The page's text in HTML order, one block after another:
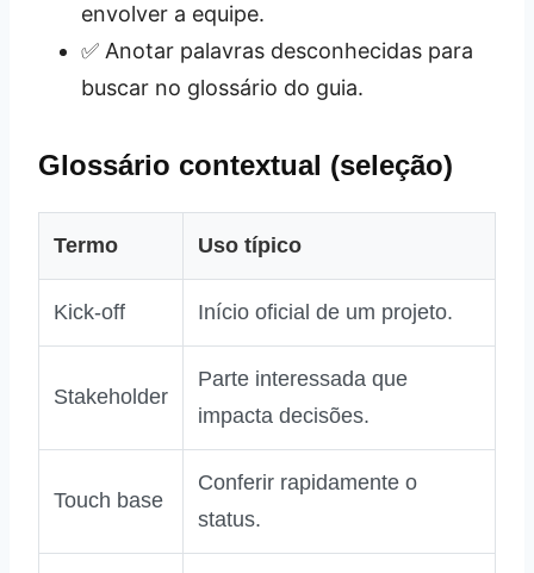
envolver a equipe.
✅ Anotar palavras desconhecidas para
buscar no glossário do guia.
Glossário contextual (seleção)
Termo Uso típico
Kick‑off Início oficial de um projeto.
Stakeholder
Parte interessada que
impacta decisões.
Touch base
Conferir rapidamente o
status.